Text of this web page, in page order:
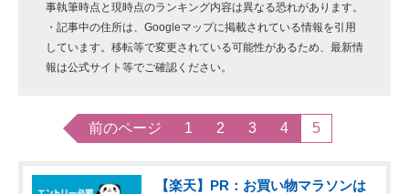
事執筆時点と現時点のランキング内容は異なる恐れがあります。
・記事中の住所は、Googleマップに掲載されている情報を引用
しています。移転等で変更されている可能性があるため、最新情
報は公式サイト等でご確認ください。
前のページ 1 2 3 4 5
【楽天】PR：お買い物マラソンは